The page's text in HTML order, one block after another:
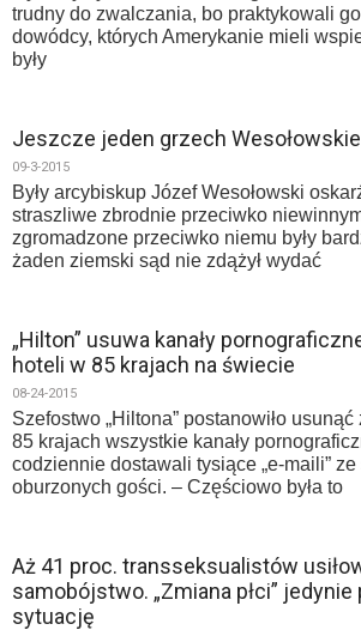
trudny do zwalczania, bo praktykowali
dowódcy, których Amerykanie mieli
były
Jeszcze jeden grzech
09-3-2015
Były arcybiskup Józef Wesołowski
straszliwe zbrodnie przeciwko
zgromadzone przeciwko niemu były
żaden ziemski sąd nie zdążył wydać
„Hilton” usuwa kanały
hoteli w 85 krajach na świecie
08-24-2015
Szefostwo „Hiltona” postanowiło
85 krajach wszystkie kanały
codziennie dostawali tysiące „e-maili”
oburzonych gości. – Częściowo była to
Aż 41 proc. transseksualistów
samobójstwo. „Zmiana płci” jedynie
sytuację